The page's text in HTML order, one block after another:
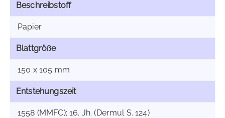
Beschreibstoff
Papier
Blattgröße
150 x 105 mm
Entstehungszeit
1558 (MMFC); 16. Jh. (Dermul S. 124)